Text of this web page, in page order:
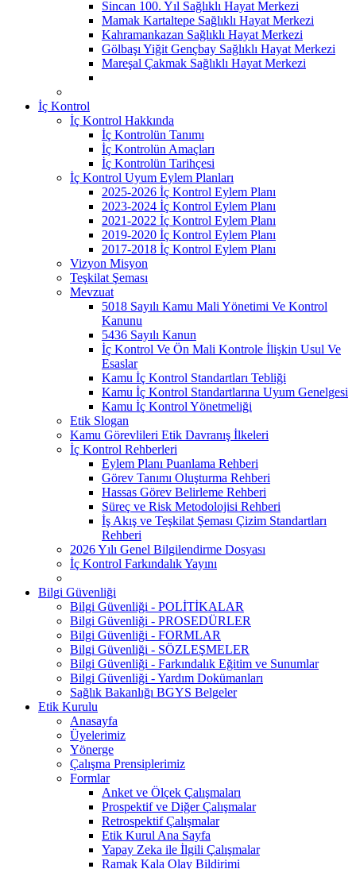
Sincan 100. Yıl Sağlıklı Hayat Merkezi
Mamak Kartaltepe Sağlıklı Hayat Merkezi
Kahramankazan Sağlıklı Hayat Merkezi
Gölbaşı Yiğit Gençbay Sağlıklı Hayat Merkezi
Mareşal Çakmak Sağlıklı Hayat Merkezi
İç Kontrol
İç Kontrol Hakkında
İç Kontrolün Tanımı
İç Kontrolün Amaçları
İç Kontrolün Tarihçesi
İç Kontrol Uyum Eylem Planları
2025-2026 İç Kontrol Eylem Planı
2023-2024 İç Kontrol Eylem Planı
2021-2022 İç Kontrol Eylem Planı
2019-2020 İç Kontrol Eylem Planı
2017-2018 İç Kontrol Eylem Planı
Vizyon Misyon
Teşkilat Şeması
Mevzuat
5018 Sayılı Kamu Mali Yönetimi Ve Kontrol
Kanunu
5436 Sayılı Kanun
İç Kontrol Ve Ön Mali Kontrole İlişkin Usul Ve
Esaslar
Kamu İç Kontrol Standartları Tebliği
Kamu İç Kontrol Standartlarına Uyum Genelgesi
Kamu İç Kontrol Yönetmeliği
Etik Slogan
Kamu Görevlileri Etik Davranış İlkeleri
İç Kontrol Rehberleri
Eylem Planı Puanlama Rehberi
Görev Tanımı Oluşturma Rehberi
Hassas Görev Belirleme Rehberi
Süreç ve Risk Metodolojisi Rehberi
İş Akış ve Teşkilat Şeması Çizim Standartları
Rehberi
2026 Yılı Genel Bilgilendirme Dosyası
İç Kontrol Farkındalık Yayını
Bilgi Güvenliği
Bilgi Güvenliği - POLİTİKALAR
Bilgi Güvenliği - PROSEDÜRLER
Bilgi Güvenliği - FORMLAR
Bilgi Güvenliği - SÖZLEŞMELER
Bilgi Güvenliği - Farkındalık Eğitim ve Sunumlar
Bilgi Güvenliği - Yardım Dokümanları
Sağlık Bakanlığı BGYS Belgeler
Etik Kurulu
Anasayfa
Üyelerimiz
Yönerge
Çalışma Prensiplerimiz
Formlar
Anket ve Ölçek Çalışmaları
Prospektif ve Diğer Çalışmalar
Retrospektif Çalışmalar
Etik Kurul Ana Sayfa
Yapay Zeka ile İlgili Çalışmalar
Ramak Kala Olay Bildirimi